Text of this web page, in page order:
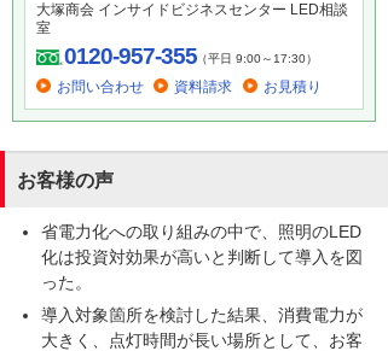
大塚商会 インサイドビジネスセンター LED相談
室
0120-957-355（平日 9:00～17:30）
お問い合わせ 資料請求 お見積り
お客様の声
省電力化への取り組みの中で、照明のLED
化は投資対効果が高いと判断して導入を図
った。
導入対象箇所を検討した結果、消費電力が
大きく、点灯時間が長い場所として、お客